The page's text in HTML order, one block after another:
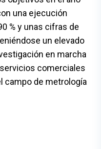
una ejecución
% y unas cifras de
un elevado
en marcha
comerciales
campo de metrología